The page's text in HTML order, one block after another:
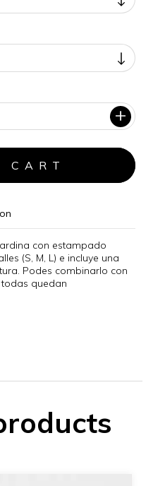
con estampado
(S, M, L) e incluye una
Podes combinarlo con
quedan